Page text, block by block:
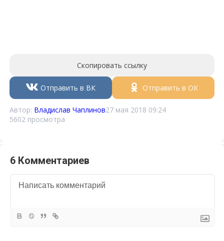
Скопировать ссылку
Отправить в ВК Отправить в ОК
Автор: Владислав Чаплинов27 мая 2018 09:24
5602 просмотра
6 Комментариев